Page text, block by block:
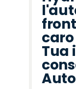
Tua
Auto